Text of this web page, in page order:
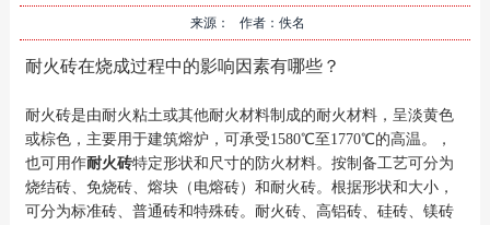
来源： 作者：佚名
耐火砖在烧成过程中的影响因素有哪些？
耐火砖是由耐火粘土或其他耐火材料制成的耐火材料，呈淡黄色
或棕色，主要用于建筑熔炉，可承受1580℃至1770℃的高温。，
也可用作耐火砖特定形状和尺寸的防火材料。按制备工艺可分为
烧结砖、免烧砖、熔块（电熔砖）和耐火砖。根据形状和大小，
可分为标准砖、普通砖和特殊砖。耐火砖、高铝砖、硅砖、镁砖